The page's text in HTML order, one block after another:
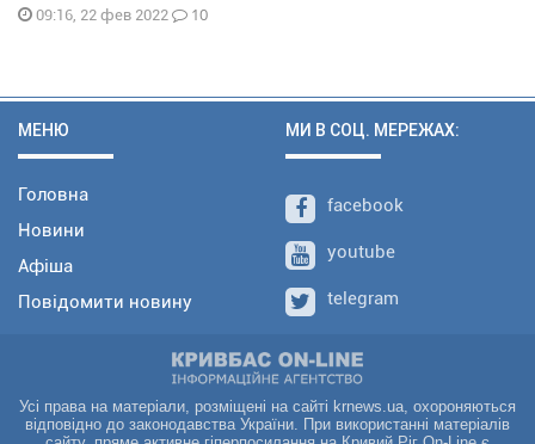
09:16, 22 фев 2022 10
МЕНЮ
Головна
Новини
Афіша
Повідомити новину
МИ В СОЦ. МЕРЕЖАХ:
facebook
youtube
telegram
Усі права на матеріали, розміщені на сайті krnews.ua, охороняються
відповідно до законодавства України. При використанні матеріалів